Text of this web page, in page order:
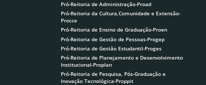
Pró-Reitoria de Administração-Proad
Pró-Reitoria da Cultura,Comunidade e Extensão-
Procce
Pró-Reitoria de Ensino de Graduação-Proen
Pró-Reitoria de Gestão de Pessoas-Progep
Pró-Reitoria de Gestão Estudantil-Proges
Pró-Reitoria de Planejamento e Desenvolvimento
Institucional-Proplan
Pró-Reitoria de Pesquisa, Pós-Graduação e
Inovação Tecnológica-Proppit